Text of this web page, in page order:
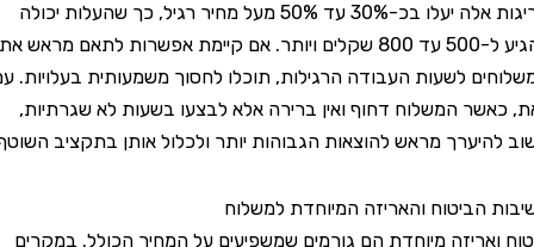
חריגות אלה יעלו בכ-30% עד 50% מעל מחיר רגיל, כך שהעלות יכולה
להגיע ל-500 עד 800 שקלים ויותר. אם קיימת אפשרות לתאם מראש את
לשעות העבודה הרגילות, תוכלו לחסוך משמעותית בעלויות. עם
המשלוח דחוף ואין ברירה אלא לבצעו בשעות לא שגרתיות,
מראש להוצאות הגבוהות יותר ולכלול אותן בתקציב השוטף.
הביטוח והאריזה המיוחדת למשלוח
מיוחדת הם גורמים שמשפיעים על המחיר הכולל. במקרים